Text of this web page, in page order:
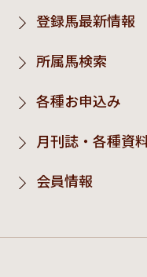
登録馬最新情報
所属馬検索
各種お申込み
月刊誌・各種資
会員情報